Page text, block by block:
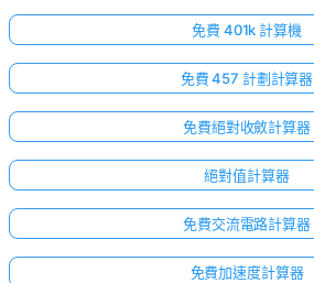
免費 401k 計算機
免費 457 計劃計算器
免費絕對收斂計算器
絕對值計算器
免費交流電路計算器
免費加速度計算器